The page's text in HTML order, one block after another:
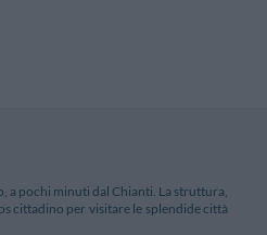
a pochi minuti dal Chianti. La struttura,
cittadino per visitare le splendide città